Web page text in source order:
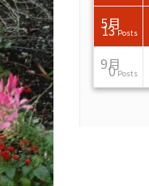
5月
13 Posts
9月
0 Posts
7月
15 Posts
8月
11月
13 Posts
12月
7月
16 Posts
8月
11月
16 Posts
12月
7月
13 Posts
8月
11月
13 Posts
12月
7月
16 Posts
8月
11月
13 Posts
12月
7月
15 Posts
8月
11月
13 Posts
12月
7月
12 Posts
8月
11月
13 Posts
12月
7月
15 Posts
8月
11月
14 Posts
12月
7月
13 Posts
8月
11月
13 Posts
12月
7月
13 Posts
8月
11月
13 Posts
12月
7月
13 Posts
8月
11月
13 Posts
12月
7月
0 Posts
8月
11月
4 Posts
12月
7月
0 Posts
8月
11月
0 Posts
12月
7月
0 Posts
8月
11月
1 Post
12月
7月
2 Posts
8月
11月
2 Posts
12月
7月
0 Posts
8月
11月
6 Posts
12月
7月
0 Posts
8月
11月
0 Posts
12月